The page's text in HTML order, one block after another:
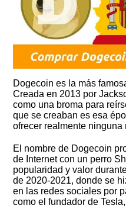
Dogecoin es la más
Creada en 2013 por
como una broma para
que se creaban es esa
ofrecer realmente ninguna
El nombre de Dogecoin
de Internet con un perro
popularidad y valor
de 2020-2021, donde se
en las redes sociales por
como el fundador de